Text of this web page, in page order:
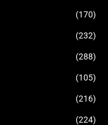
(170)
(232)
(288)
(105)
(216)
(224)